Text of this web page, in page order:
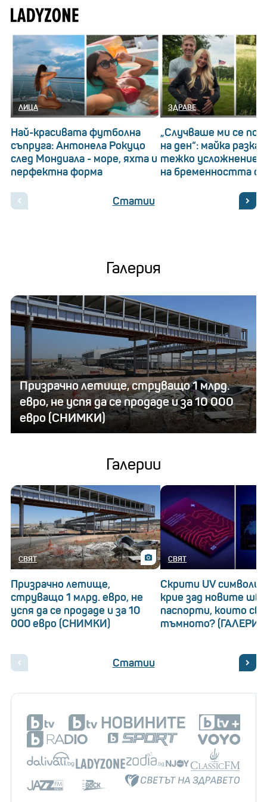
ЛИЦА
Най-красивата футболна
съпруга: Антонела Рокуцо
след Мондиала - море, яхта и
перфектна форма
ЗДРАВЕ
„Случваше ми се по
на ден“: майка
тежко усложнение
на бременността си
Статии
Галерия
Призрачно летище, струващо 1 млрд.
евро, не успя да се продаде и за 10 000
евро (СНИМКИ)
Галерии
СВЯТ
Призрачно летище,
струващо 1 млрд. евро, не
успя да се продаде и за 10
000 евро (СНИМКИ)
СВЯТ
Скрити UV символи:
крие зад новите
паспорти, които
тъмното?
Статии